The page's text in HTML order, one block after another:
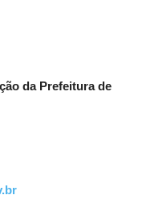
da Prefeitura de